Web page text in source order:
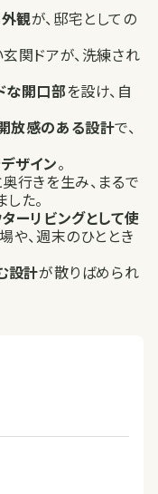
観が、邸宅としての
関ドアが、洗練され
な開口部を設け、自
放感のある設計で、
ザイン。
行きを生み、まるで
た。
ーリビングとして使
や、週末のひととき
設計が散りばめられ